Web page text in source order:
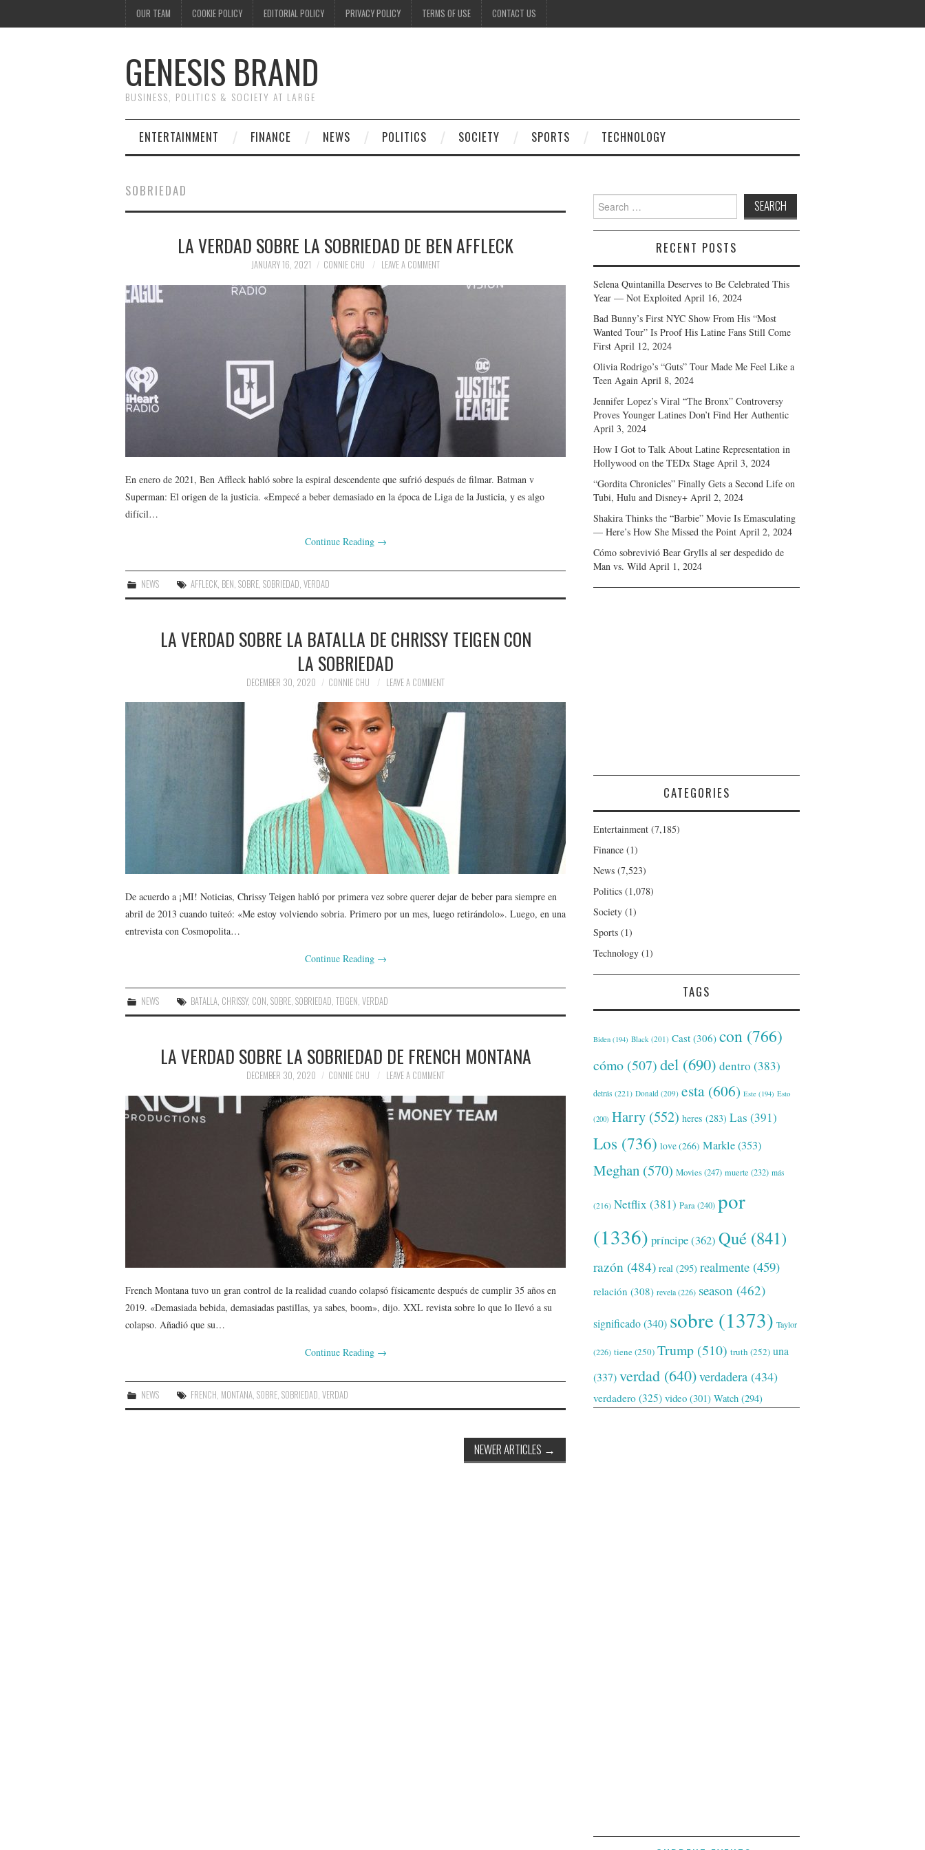
OUR TEAM COOKIE POLICY EDITORIAL POLICY PRIVACY POLICY TERMS OF USE CONTACT US
GENESIS BRAND
BUSINESS, POLITICS & SOCIETY AT LARGE
ENTERTAINMENT FINANCE NEWS POLITICS SOCIETY SPORTS TECHNOLOGY
SOBRIEDAD
LA VERDAD SOBRE LA SOBRIEDAD DE BEN AFFLECK
JANUARY 16, 2021 CONNIE CHU LEAVE A COMMENT
En enero de 2021, Ben Affleck habló sobre la espiral descendente que sufrió después de filmar. Batman v
Superman: El origen de la justicia. «Empecé a beber demasiado en la época de Liga de la Justicia, y es algo
difícil…
Continue Reading →
NEWS AFFLECK BEN ,SOBRE ,SOBRIEDAD ,VERDAD
LA VERDAD SOBRE LA BATALLA DE CHRISSY TEIGEN CON
LA SOBRIEDAD
DECEMBER 30, 2020 CONNIE CHU LEAVE A COMMENT
De acuerdo a ¡MI! Noticias, Chrissy Teigen habló por primera vez sobre querer dejar de beber para siempre en
abril de 2013 cuando tuiteó: «Me estoy volviendo sobria. Primero por un mes, luego retirándolo». Luego, en una
entrevista con Cosmopolita…
Continue Reading →
NEWS BATALLA, CHRISSY, CON,SOBRE,SOBRIEDAD,TEIGEN,VERDAD
LA VERDAD SOBRE LA SOBRIEDAD DE FRENCH MONTANA
DECEMBER 30, 2020 CONNIE CHU LEAVE A COMMENT
French Montana tuvo un gran control de la realidad cuando colapsó físicamente después de cumplir 35 años en
2019. «Demasiada bebida, demasiadas pastillas, ya sabes, boom», dijo. XXL revista sobre lo que lo llevó a su
colapso. Añadió que su…
Continue Reading →
NEWS FRENCH MONTANA ,SOBRE ,SOBRIEDAD ,VERDAD
NEWER ARTICLES →
Search
for:
RECENT POSTS
Selena Quintanilla Deserves to Be Celebrated This
Year — Not Exploited April 16, 2024
Bad Bunny’s First NYC Show From His “Most
Wanted Tour” Is Proof His Latine Fans Still Come
First April 12, 2024
Olivia Rodrigo’s “Guts” Tour Made Me Feel Like a
Teen Again April 8, 2024
Jennifer Lopez’s Viral “The Bronx” Controversy
Proves Younger Latines Don’t Find Her Authentic
April 3, 2024
How I Got to Talk About Latine Representation in
Hollywood on the TEDx Stage April 3, 2024
“Gordita Chronicles” Finally Gets a Second Life on
Tubi, Hulu and Disney+ April 2, 2024
Shakira Thinks the “Barbie” Movie Is Emasculating
— Here’s How She Missed the Point April 2, 2024
Cómo sobrevivió Bear Grylls al ser despedido de
Man vs. Wild April 1, 2024
CATEGORIES
Entertainment (7,185)
Finance (1)
News (7,523)
Politics (1,078)
Society (1)
Sports (1)
Technology (1)
TAGS
Biden (194) Black (201) Cast (306) con (766)
cómo (507)del (690) dentro (383)
detrás (221) Donald (209) esta (606) Este (194) Esto
(200) Harry (552) heres (283) Las (391)
Los (736) love(266) Markle(353)
Meghan (570) Movies(247) muerte (232) más
(216) Netflix (381) Para(240) por
(1336) príncipe(362) Qué (841)
razón (484) real (295) realmente (459)
relación (308) revela(226) season (462)
significado(340) sobre (1373) Taylor
(226) tiene(250) Trump (510) truth (252) una
(337)verdad (640)verdadera (434)
verdadero (325) video (301) Watch (294)